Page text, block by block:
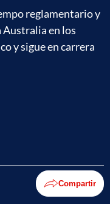
reglamentario y
Australia en los
y sigue en carrera
Compartir